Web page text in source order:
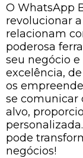
O WhatsApp
revolucionar
relacionam
poderosa
seu negócio
excelência,
os
se comunicar
alvo,
pode
negócios!